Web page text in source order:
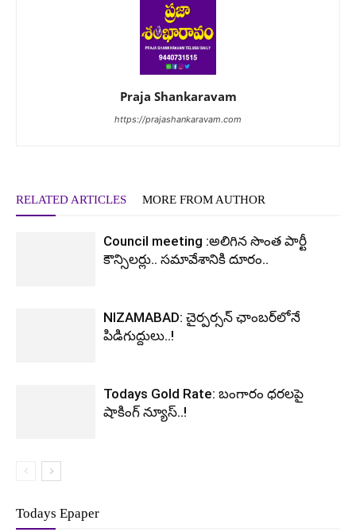
Praja Shankaravam
https://prajashankaravam.com
RELATED ARTICLES MORE FROM AUTHOR
Council meeting :అలిగిన సొంత పార్టీ
కౌన్సిలర్లు.. సమావేశానికి దూరం..
NIZAMABAD: చైర్పర్సన్ ఛాంబర్‌లోనే
పిడిగుద్దులు..!
Todays Gold Rate: బంగారం ధరలపై
షాకింగ్ న్యూస్..!
Todays Epaper